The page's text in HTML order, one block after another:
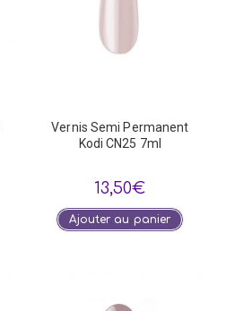
Vernis Semi Permanent
Kodi CN25 7ml
13,50€
Ajouter au panier